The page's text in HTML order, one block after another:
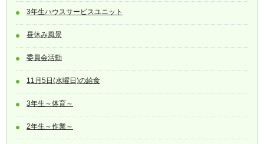
3年生ハウスサービスユニット
昼休み風景
委員会活動
11月5日(水曜日)の給食
3年生～体育～
2年生～作業～